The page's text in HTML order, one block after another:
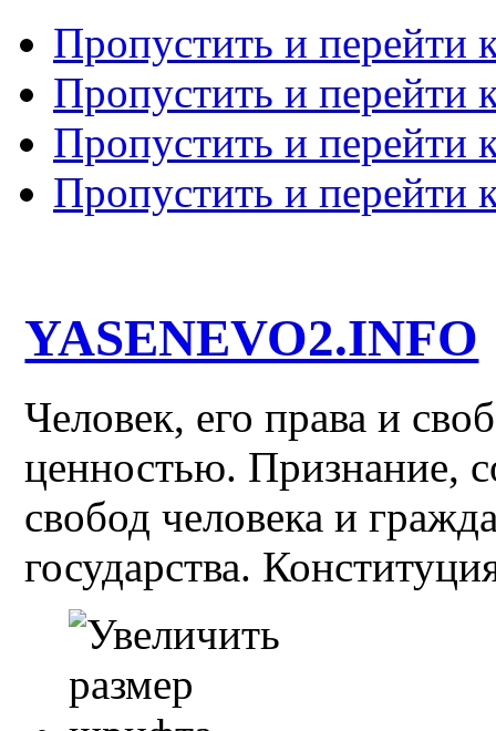
Пропустить и перейти
Пропустить и перейти
Пропустить и перейти
Пропустить и перейти
YASENEVO2.INFO
Человек, его права и
ценностью. Признание,
свобод человека и
государства.